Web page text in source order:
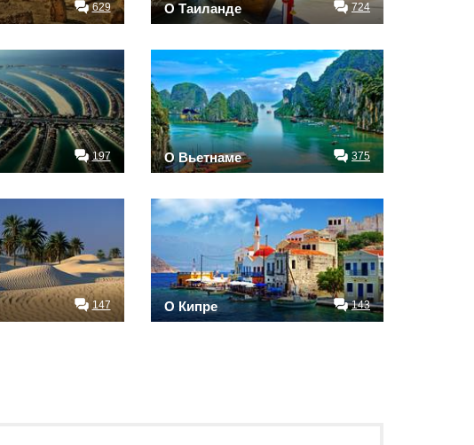
629 О Таиланде 724
197 О Вьетнаме 375
147 О Кипре 143